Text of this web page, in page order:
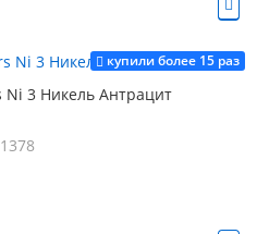
купили более 15 раз
3 Никель Антрацит